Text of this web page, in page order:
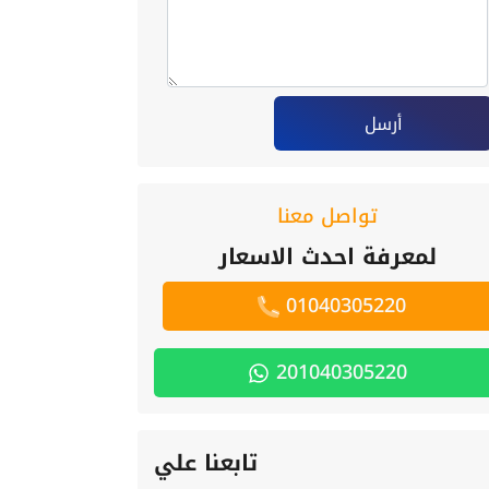
أرسل
تواصل معنا
لمعرفة احدث الاسعار
01040305220
201040305220
تابعنا علي